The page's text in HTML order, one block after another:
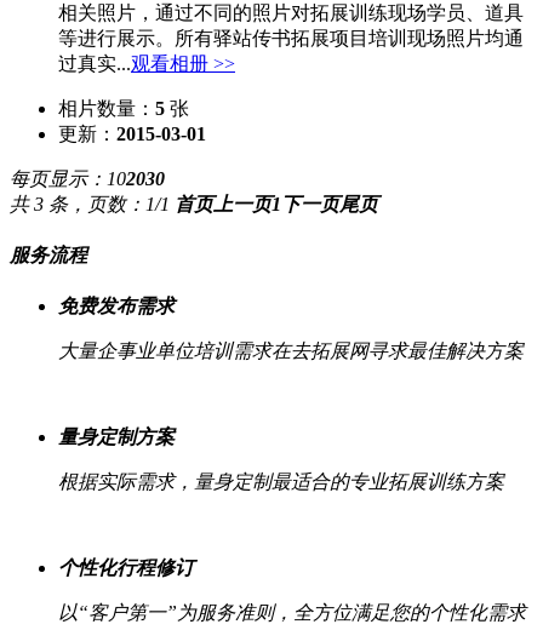
相关照片，通过不同的照片对拓展训练现场学员、道具
等进行展示。所有驿站传书拓展项目培训现场照片均通
过真实...观看相册 >>
相片数量： 5 张
更新： 2015-03-01
每页显示： 102030
共 3 条，页数：1/1 首页上一页1 下一页尾页
服务流程
免费发布需求
大量企事业单位培训需求在去拓展网寻求最佳解决方案
量身定制方案
根据实际需求，量身定制最适合的专业拓展训练方案
个性化行程修订
以“客户第一”为服务准则，全方位满足您的个性化需求